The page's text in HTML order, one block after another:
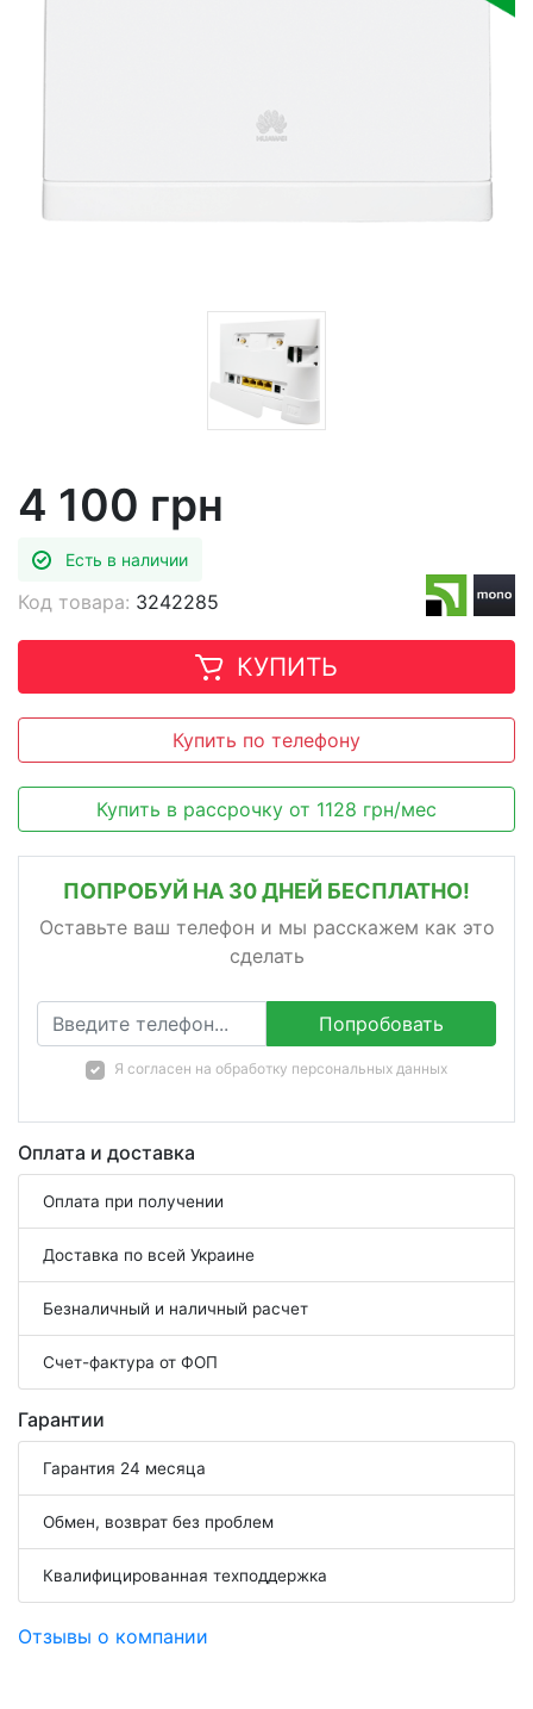
4 100 грн
Есть в наличии
Код товара: 3242285
КУПИТЬ
Купить по телефону
Купить в рассрочку от 1128 грн/мес
ПОПРОБУЙ НА 30 ДНЕЙ БЕСПЛАТНО!
Оставьте ваш телефон и мы расскажем как это
сделать
Попробовать
Я согласен на обработку персональных данных
Оплата и доставка
Оплата при получении
Доставка по всей Украине
Безналичный и наличный расчет
Счет-фактура от ФОП
Гарантии
Гарантия 24 месяца
Обмен, возврат без проблем
Квалифицированная техподдержка
Отзывы о компании